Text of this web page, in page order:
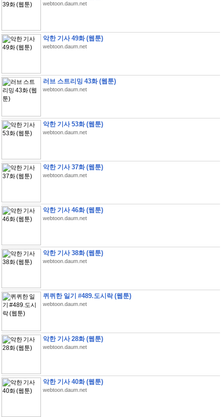
webtoon.daum.net
악한 기사 49화 (웹툰)
webtoon.daum.net
러브 스트리밍 43화 (웹툰)
webtoon.daum.net
악한 기사 53화 (웹툰)
webtoon.daum.net
악한 기사 37화 (웹툰)
webtoon.daum.net
악한 기사 46화 (웹툰)
webtoon.daum.net
악한 기사 38화 (웹툰)
webtoon.daum.net
퀴퀴한 일기 #489.도시락 (웹툰)
webtoon.daum.net
악한 기사 28화 (웹툰)
webtoon.daum.net
악한 기사 40화 (웹툰)
webtoon.daum.net